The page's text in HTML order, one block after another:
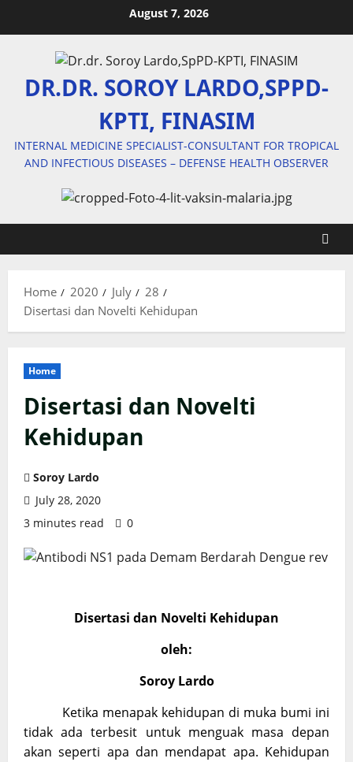
August 7, 2026
DR.DR. SOROY LARDO,SPPD-
KPTI, FINASIM
INTERNAL MEDICINE SPECIALIST-CONSULTANT FOR TROPICAL
AND INFECTIOUS DISEASES – DEFENSE HEALTH OBSERVER
Home 2020 July
28
Disertasi dan Novelti Kehidupan
Home
Disertasi dan Novelti
Kehidupan
Soroy Lardo
July 28, 2020
3 minutes read
0
Disertasi dan Novelti Kehidupan
oleh:
Soroy Lardo
Ketika menapak kehidupan di muka bumi ini
tidak ada terbesit untuk menguak masa depan
akan seperti apa dan mendapat apa. Kehidupan